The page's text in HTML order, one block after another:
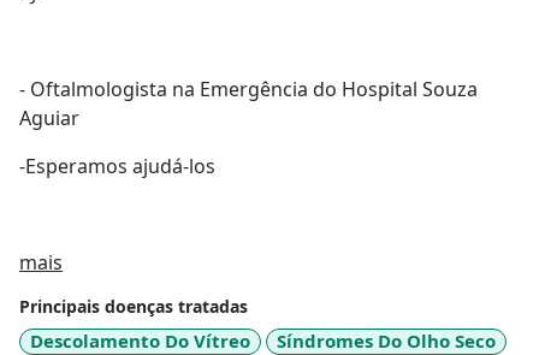
- Oftalmologista na Emergência do Hospital Souza
Aguiar
-Esperamos ajudá-los
mais
Principais doenças tratadas
Descolamento Do Vítreo
Síndromes Do Olho Seco